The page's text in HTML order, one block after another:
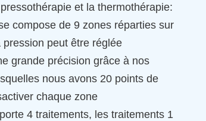
et la thermothérapie:
compose de 9 zones réparties sur
peut être réglée
grande précision grâce à nos
nous avons 20 points de
chaque zone
4 traitements, les traitements 1